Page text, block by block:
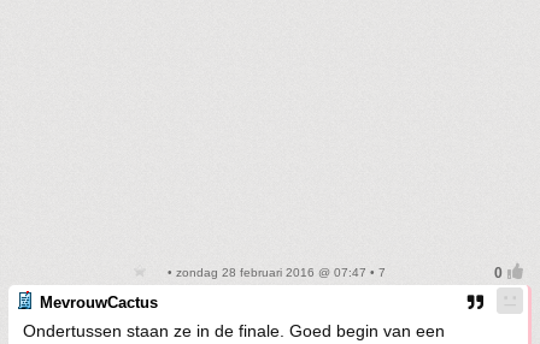
• zondag 28 februari 2016 @ 07:47 • 7
MevrouwCactus
Ondertussen staan ze in de finale. Goed begin van een